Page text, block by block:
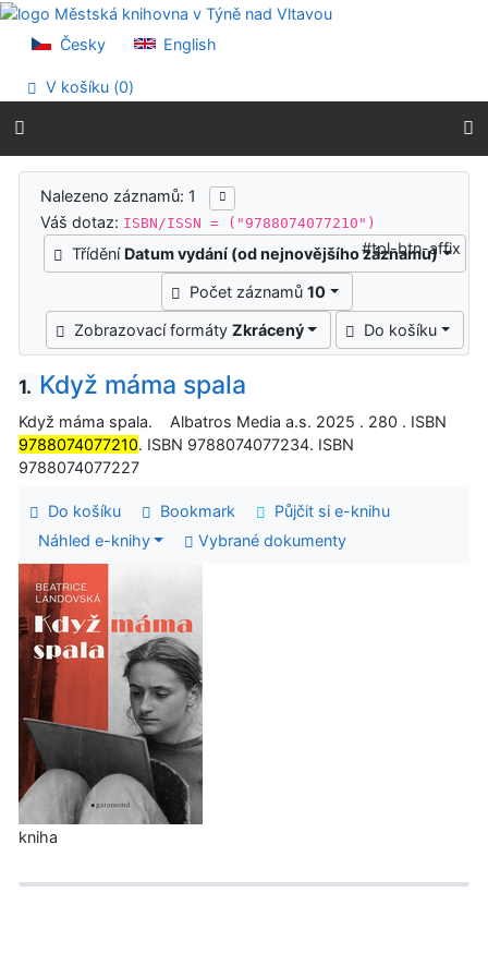
Přejít na obsah
Přejít na menu
Prohlášení o webové přístupnosti
Česky English
V košíku (0)
Výsledky vyhledávání
Nalezeno záznamů: 1
Váš dotaz: ISBN/ISSN = ("9788074077210")
Třídění Datum vydání (od nejnovějšího záznamu)
Počet záznamů 10
Zobrazovací formáty Zkrácený Do košíku
#tpl-btn-affix
1. Když máma spala
Když máma spala. Albatros Media a.s. 2025 . 280 . ISBN
9788074077210. ISBN 9788074077234. ISBN
9788074077227
Do košíku Bookmark
Půjčit si e-knihu
Náhled e-knihy
Vybrané dokumenty
kniha